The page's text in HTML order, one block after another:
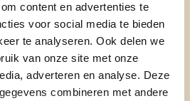
content en advertenties te
voor social media te bieden
te analyseren. Ook delen we
van onze site met onze
adverteren en analyse. Deze
combineren met andere
van de Vlamingen.
geen zorgen wil maken
zorg in de buurt,
die moet bij ons zijn”, zegt
van cd&v.